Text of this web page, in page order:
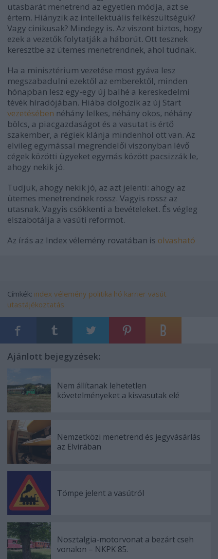
utasbarát menetrend az egyetlen módja, azt se
értem. Hiányzik az intellektuális felkészültségük?
Vagy cinikusak? Mindegy is. Az viszont biztos, hogy
ezek a vezetők folytatják a háborút. Ott tesznek
keresztbe az ütemes menetrendnek, ahol tudnak.
Ha a minisztérium vezetése most gyáva lesz
megszabadulni ezektől az emberektől, minden
hónapban lesz egy-egy új balhé a kereskedelmi
tévék híradójában. Hiába dolgozik az új Start
vezetésében néhány lelkes, néhány okos, néhány
bölcs, a piacgazdaságot és a vasutat is értő
szakember, a régiek klánja mindenhol ott van. Az
elvileg egymással megrendelői viszonyban lévő
cégek közötti ügyeket egymás között pacsizzák le,
ahogy nekik jó.
Tudjuk, ahogy nekik jó, az azt jelenti: ahogy az
ütemes menetrendnek rossz. Vagyis rossz az
utasnak. Vagyis csökkenti a bevételeket. És végleg
elszabotálja a vasúti reformot.
Az írás az Index vélemény rovatában is olvasható
Címkék: index vélemény politika hó karrier vasút
utastájékoztatás
Ajánlott bejegyzések:
Nem állítanak lehetetlen
követelményeket a kisvasutak elé
Nemzetközi menetrend és jegyvásárlás
az Elvirában
Tömpe jelent a vasútról
Nosztalgia-motorvonat a bezárt cseh
vonalon – NKPK 85.